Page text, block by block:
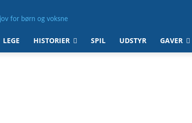
LEGE HISTORIER SPIL UDSTYR GAVER